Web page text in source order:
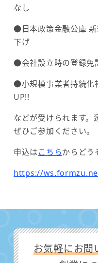
なし
●日本政策金融公庫 新
下げ
●会社設立時の登録免
●小規模事業者持続化
UP!!
などが受けられます。
ぜひご参加ください。
申込はこちらからどう
https://
お気軽にお問